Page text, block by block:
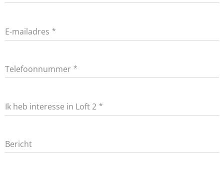
E-mailadres
Telefoonnummer
Ik heb interesse in Loft 2
Bericht